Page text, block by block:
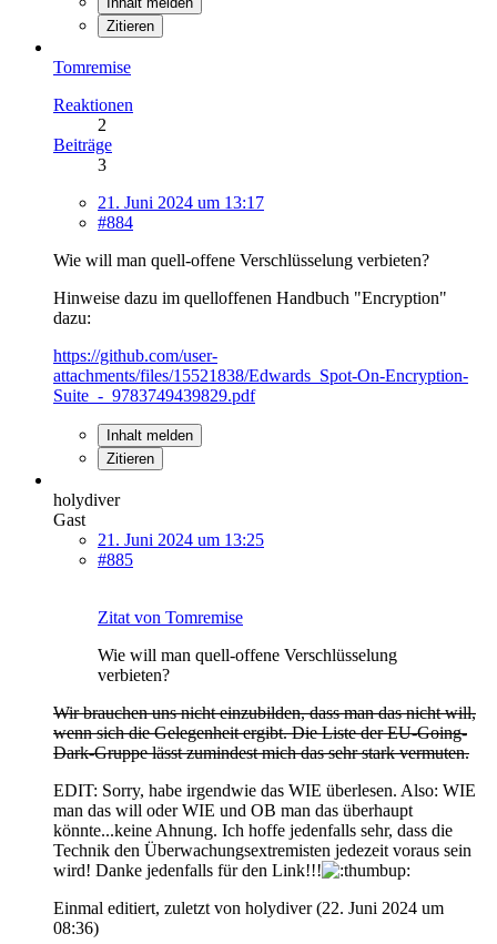
Zitieren
Tomremise
Reaktionen
2
Beiträge
3
21. Juni 2024 um 13:17
#884
Wie will man quell-offene Verschlüsselung verbieten?
Hinweise dazu im quelloffenen Handbuch "Encryption"
dazu:
https://github.com/user-
attachments/files/15521838/Edwards_Spot-On-Encryption-
Suite_-_9783749439829.pdf
Inhalt melden
Zitieren
holydiver
Gast
21. Juni 2024 um 13:25
#885
Zitat von Tomremise
Wie will man quell-offene Verschlüsselung
verbieten?
Wir brauchen uns nicht einzubilden, dass man das nicht will,
wenn sich die Gelegenheit ergibt. Die Liste der EU-Going-
Dark-Gruppe lässt zumindest mich das sehr stark vermuten.
EDIT: Sorry, habe irgendwie das WIE überlesen. Also: WIE
man das will oder WIE und OB man das überhaupt
könnte...keine Ahnung. Ich hoffe jedenfalls sehr, dass die
Technik den Überwachungsextremisten jedezeit voraus sein
wird! Danke jedenfalls für den Link!!!
Einmal editiert, zuletzt von holydiver (22. Juni 2024 um
08:36)